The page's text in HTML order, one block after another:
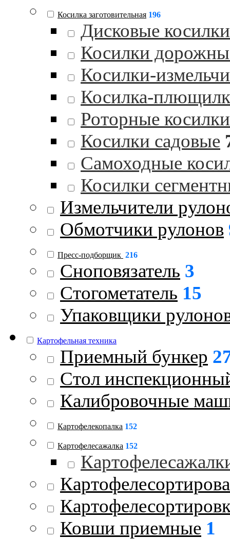
Косилка заготовительная 196
Дисковые косилки
Косилки
Косилки-
Косилка-
Роторные косилки
Косилки садовые
Самоходные
Косилки
Измельчители
Обмотчики рулонов
Пресс-подборщик 216
Сноповязатель 3
Стогометатель 15
Упаковщики
Картофельная техника
Приемный бункер
Стол
Калибровочные
Картофелекопалка 152
Картофелесажалка 152
Ковши приемные 1